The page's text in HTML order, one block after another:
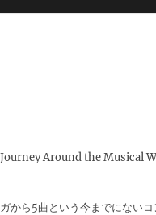
Around the Musical
から5曲という今までにない